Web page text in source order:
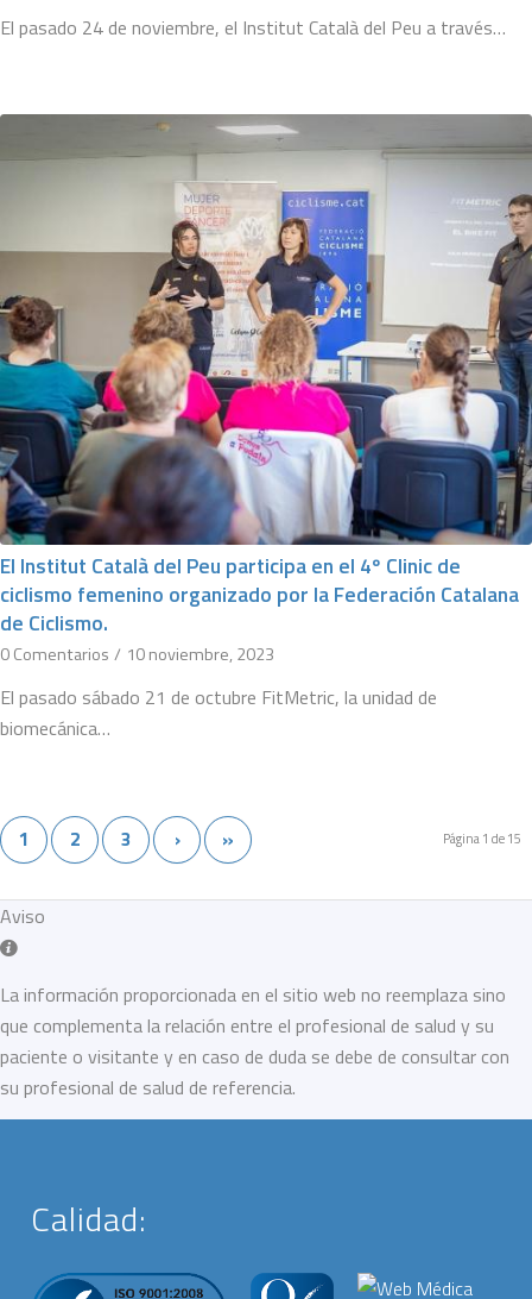
El pasado 24 de noviembre, el Institut Català del Peu a través…
El Institut Català del Peu participa en el 4º Clinic de
ciclismo femenino organizado por la Federación Catalana
de Ciclismo.
0 Comentarios / 10 noviembre, 2023
El pasado sábado 21 de octubre FitMetric, la unidad de
biomecánica…
Página 1 de 15
1 2 3 › »
Aviso
La información proporcionada en el sitio web no reemplaza sino
que complementa la relación entre el profesional de salud y su
paciente o visitante y en caso de duda se debe de consultar con
su profesional de salud de referencia.
Calidad: